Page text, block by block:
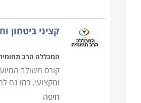
הקורס מתאים לכל אדם
מסחריים יכול להיות גם רובאי 02 ומטה
קבלת מועמד לקורס
קיימים בשוק בכל רגע
זאת באופן חופשי.
קציני ביטחון
המכללה הרב
קורס משולב
ומקצועי, כמו גם
חיפה